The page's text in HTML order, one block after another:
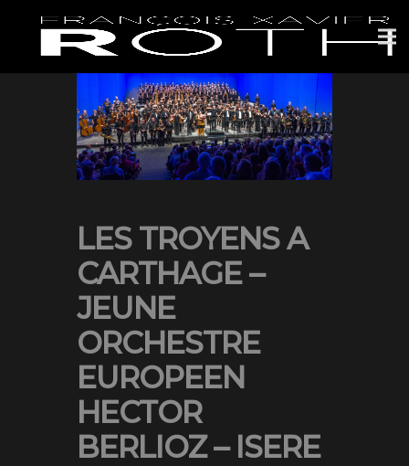
LES TROYENS A
CARTHAGE –
JEUNE
ORCHESTRE
EUROPEEN
HECTOR
BERLIOZ – ISERE